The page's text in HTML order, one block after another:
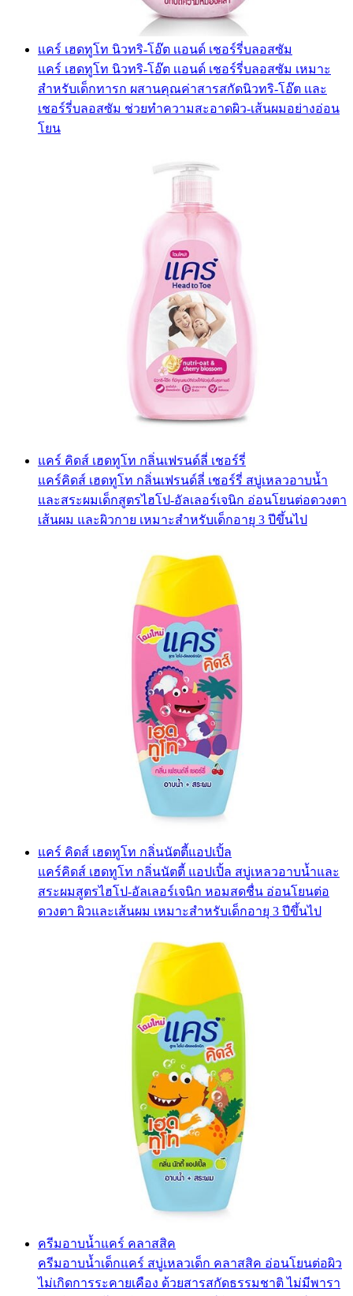
เเคร์ เฮดทูโท นิวทริ-โอ๊ต เเอนด์ เชอร์รี่บลอสซัม
เเคร์ เฮดทูโท นิวทริ-โอ๊ต เเอนด์ เชอร์รี่บลอสซัม เหมาะ
สำหรับเด็กทารก ผสานคุณค่าสารสกัดนิวทริ-โอ๊ต เเละ
เชอร์รี่บลอสซัม ช่วยทำความสะอาดผิว-เส้นผมอย่างอ่อน
โยน
แคร์ คิดส์ เฮดทูโท กลิ่นเฟรนด์ลี่ เชอร์รี่
แคร์คิดส์ เฮดทูโท กลิ่นเฟรนด์ลี่ เชอร์รี่ สบู่เหลวอาบน้ำ
และสระผมเด็กสูตรไฮโป-อัลเลอร์เจนิก อ่อนโยนต่อดวงตา
เส้นผม และผิวกาย เหมาะสำหรับเด็กอายุ 3 ปีขึ้นไป
แคร์ คิดส์ เฮดทูโท กลิ่นนัตตี้แอปเปิ้ล
แคร์คิดส์ เฮดทูโท กลิ่นนัตตี้ แอปเปิ้ล สบู่เหลวอาบน้ำและ
สระผมสูตรไฮโป-อัลเลอร์เจนิก หอมสดชื่น อ่อนโยนต่อ
ดวงตา ผิวและเส้นผม เหมาะสำหรับเด็กอายุ 3 ปีขึ้นไป
ครีมอาบน้ำแคร์ คลาสสิค
ครีมอาบน้ำเด็กแคร์ สบู่เหลวเด็ก คลาสสิค อ่อนโยนต่อผิว
ไม่เกิดการระคายเคือง ด้วยสารสกัดธรรมชาติ ไม่มีพารา